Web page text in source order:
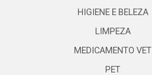
HIGIENE E BELEZA
LIMPEZA
MEDICAMENTO VET
PET